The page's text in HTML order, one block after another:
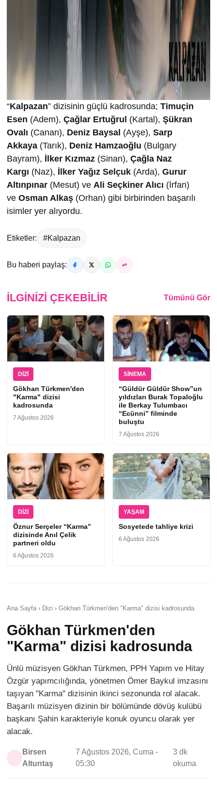
“Kalpazan” dizisinin güçlü kadrosunda; Timuçin
Esen (Adem), Çağlar Ertuğrul (Kartal), Şükran
Ovalı (Canan), Deniz Baysal (Ayşe), Sarp
Akkaya (Tarık), Deniz Hamzaoğlu (Bulgary
Bayram), İlker Kızmaz (Sinan), Çağla Naz
Kargı (Naz), İlker Yağız Selçuk (Arda), Gurur
Altınpınar (Mesut) ve Ali Seçkiner Alıcı (İrfan)
ve Osman Alkaş (Orhan) gibi birbirinden başarılı
isimler yer alıyordu.
Etiketler: #Kalpazan
Bu haberi paylaş:
İLGINIZI ÇEKEBILIR Tümünü Gör
DIZI
Gökhan Türkmen'den
"Karma" dizisi
kadrosunda
7 Ağustos 2026
SINEMA
“Güldür Güldür Show”un
yıldızları Burak Topaloğlu
ile Berkay Tulumbacı
“Ecünni” filminde
buluştu
7 Ağustos 2026
DIZI
Öznur Serçeler “Karma”
dizisinde Anıl Çelik
partneri oldu
6 Ağustos 2026
YAŞAM
Sosyetede tahliye krizi
6 Ağustos 2026
Ana Sayfa › Dizi › Gökhan Türkmen'den "Karma" dizisi kadrosunda
Gökhan Türkmen'den
"Karma" dizisi kadrosunda
Ünlü müzisyen Gökhan Türkmen, PPH Yapım ve Hitay
Özgür yapımcılığında, yönetmen Ömer Baykul imzasını
taşıyan "Karma" dizisinin ikinci sezonunda rol alacak.
Başarılı müzisyen dizinin bir bölümünde dövüş kulübü
başkanı Şahin karakteriyle konuk oyuncu olarak yer
alacak.
Birsen
Altuntaş
7 Ağustos 2026, Cuma -
05:30
3 dk
okuma